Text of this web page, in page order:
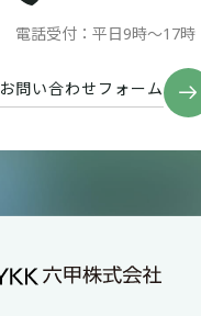
電話受付：平日9時〜17時
お問い合わせフォーム